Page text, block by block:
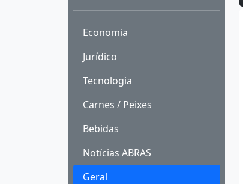
Economia
Jurídico
Tecnologia
Carnes / Peixes
Bebidas
Notícias ABRAS
Geral